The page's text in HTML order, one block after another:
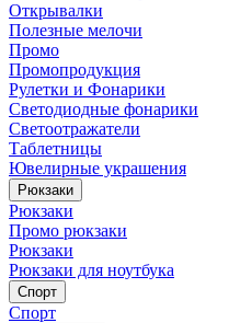
Открывалки
Полезные мелочи
Промо
Промопродукция
Рулетки и Фонарики
Светодиодные фонарики
Светоотражатели
Таблетницы
Ювелирные украшения
Рюкзаки
Рюкзаки
Промо рюкзаки
Рюкзаки
Рюкзаки для ноутбука
Спорт
Спорт